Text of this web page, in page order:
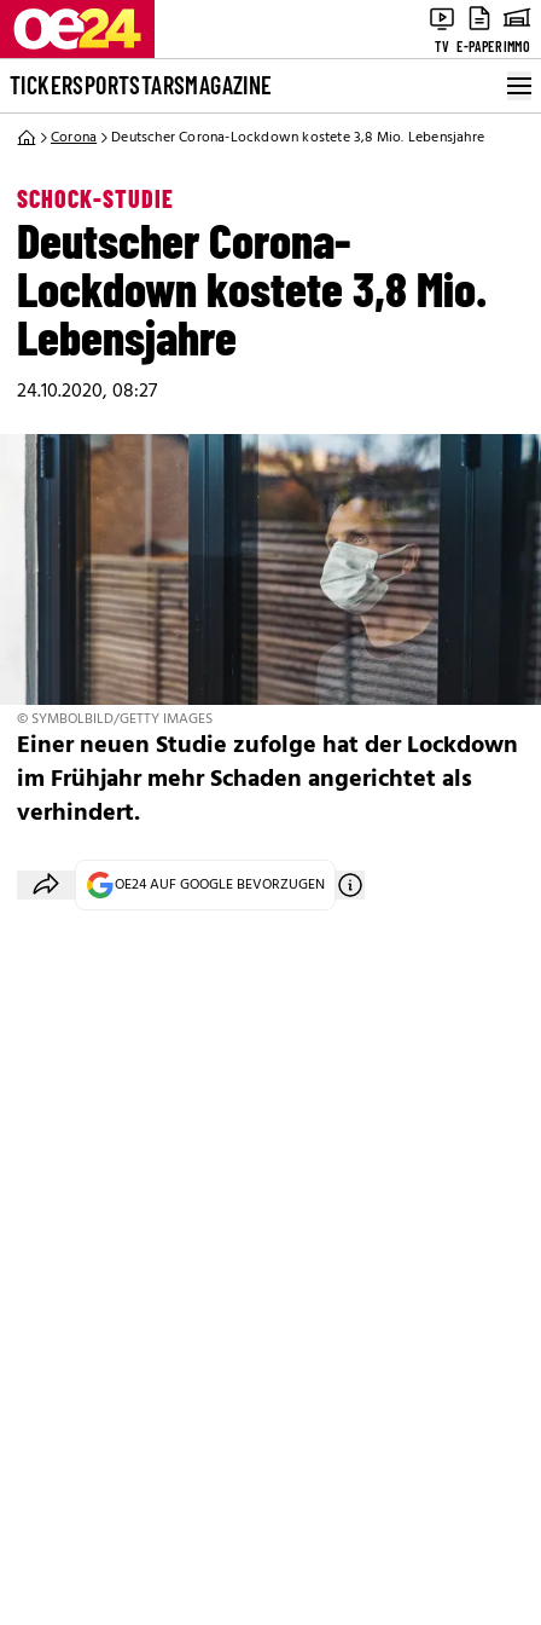
TV E-PAPERIMMO
TICKERSPORTSTARSMAGAZINE
Corona Deutscher Corona-Lockdown kostete 3,8 Mio. Lebensjahre
SCHOCK-STUDIE
Deutscher Corona-
Lockdown kostete 3,8 Mio.
Lebensjahre
24.10.2020, 08:27
© SYMBOLBILD/GETTY IMAGES
Einer neuen Studie zufolge hat der Lockdown
im Frühjahr mehr Schaden angerichtet als
verhindert.
OE24 AUF GOOGLE BEVORZUGEN